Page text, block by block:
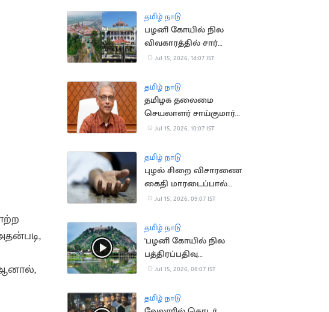
ஆனால்,
தமிழ் நாடு
பழனி கோயில் நில
விவகாரத்தில் சார்
பதிவாளர் கைதுக்கு
Jul 15, 2026, 14:07 IST
தமிழ் நாடு
தமிழக தலைமை
செயலாளர் சாய்குமார்
பதவிக்காலம் 6
Jul 15, 2026, 10:07 IST
தமிழ் நாடு
புழல் சிறை விசாரணை
கைதி மாரடைப்பால்
திடீர் உயிரிழப்பு
Jul 15, 2026, 09:07 IST
தமிழ் நாடு
'பழனி கோயில் நில
பத்திரப்பதிவு
செல்லாது'.. நீதிமன்றம்
Jul 15, 2026, 08:07 IST
தமிழ் நாடு